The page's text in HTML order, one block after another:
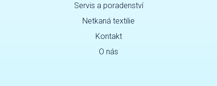
Servis a poradenství
Netkaná textilie
Kontakt
O nás